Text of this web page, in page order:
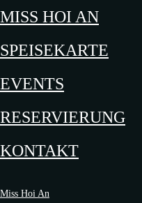
MISS HOI AN
SPEISEKARTE
EVENTS
RESERVIERUNG
KONTAKT
Miss Hoi An